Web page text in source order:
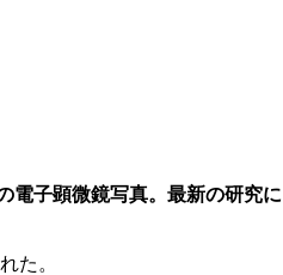
電子顕微鏡写真。最新の研究
た。